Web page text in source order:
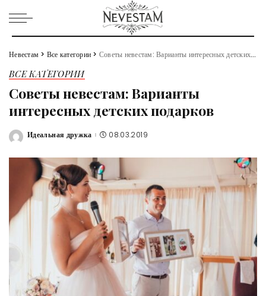
Невестам > Все категории > Советы невестам: Варианты интересных детских подарков
ВСЕ КАТЕГОРИИ
Советы невестам: Варианты
интересных детских подарков
Posted
Идеальная дружка 08.03.2019